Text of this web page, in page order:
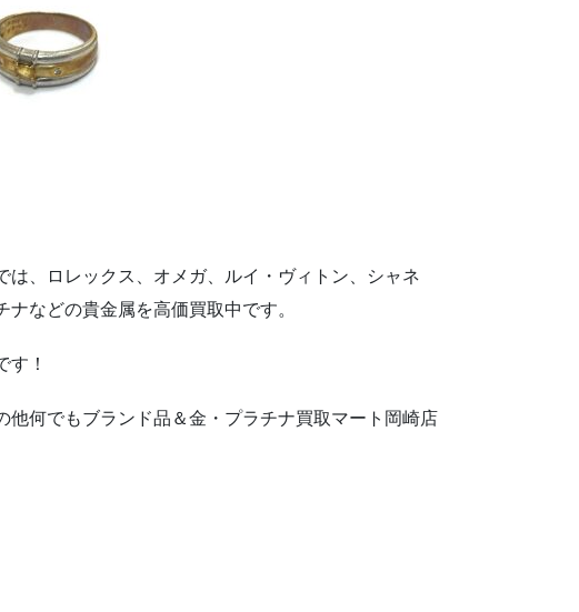
、ロレックス、オメガ、ルイ・ヴィトン、シャネ
などの貴金属を高価買取中です。
す！
何でもブランド品＆金・プラチナ買取マート岡崎店